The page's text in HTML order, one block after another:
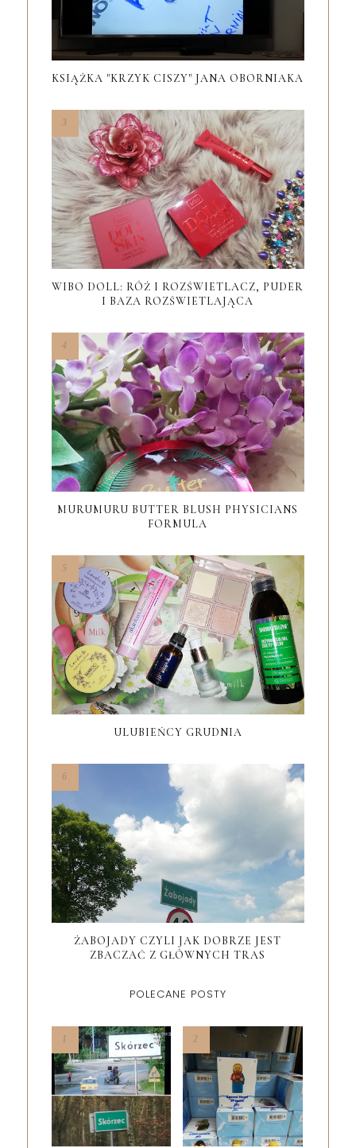
KSIĄŻKA "KRZYK CISZY" JANA OBORNIAKA
WIBO DOLL: RÓŻ I ROZŚWIETLACZ, PUDER
I BAZA ROZŚWIETLAJĄCA
MURUMURU BUTTER BLUSH PHYSICIANS
FORMULA
ULUBIEŃCY GRUDNIA
ŻABOJADY CZYLI JAK DOBRZE JEST
ZBACZAĆ Z GŁÓWNYCH TRAS
POLECANE POSTY